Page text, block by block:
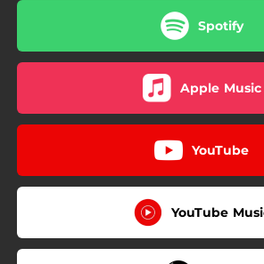
Spotify
Apple Music
YouTube
YouTube